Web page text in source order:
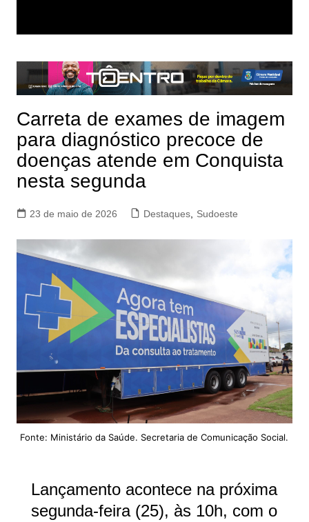
Carreta de exames de imagem
para diagnóstico precoce de
doenças atende em Conquista
nesta segunda
23 de maio de 2026 Destaques, Sudoeste
Fonte: Ministário da Saúde. Secretaria de Comunicação Social.
Lançamento acontece na próxima
segunda-feira (25), às 10h, com o